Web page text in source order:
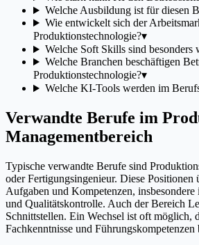
Welche Ausbildung ist für diesen
Wie entwickelt sich der
Produktionstechnologie?▾
Welche Soft Skills sind besonders
Welche Branchen beschäftigen
Produktionstechnologie?▾
Welche KI-Tools werden im
Verwandte Berufe im
Managementbereich
Typische verwandte Berufe sind
oder Fertigungsingenieur. Diese Positionen
Aufgaben und Kompetenzen, insbesondere
und Qualitätskontrolle. Auch der Bereich
Schnittstellen. Ein Wechsel ist oft möglich,
Fachkenntnisse und